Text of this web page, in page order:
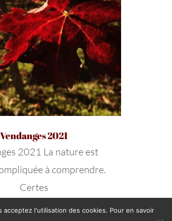
Vendanges 2021
2021 La nature est
à comprendre.
Certes
l'utilisation des cookies. Pour en savoir